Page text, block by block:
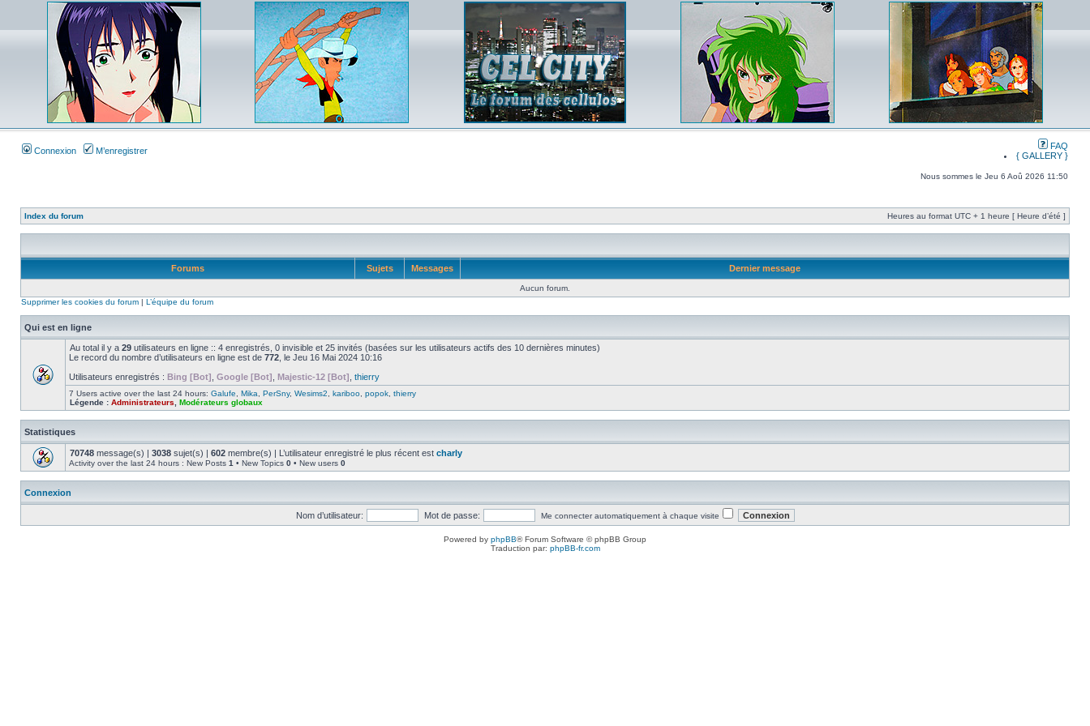
Connexion M’enregistrer
FAQ
{ GALLERY }
Nous sommes le Jeu 6 Aoû 2026 11:50
Index du forum Heures au format UTC + 1 heure [ Heure d’été ]
Forums Sujets Messages Dernier message
Aucun forum.
Supprimer les cookies du forum | L’équipe du forum
Qui est en ligne
Au total il y a 29 utilisateurs en ligne :: 4 enregistrés, 0 invisible et 25 invités (basées sur les utilisateurs actifs des 10 dernières minutes)
Le record du nombre d’utilisateurs en ligne est de 772 , le Jeu 16 Mai 2024 10:16
Utilisateurs enregistrés : Bing [Bot] Google [Bot] Majestic-12 [Bot] thierry
7 Users active over the last 24 hours: Galufe Mika PerSny, Wesims2 kariboo popok thierry
Légende : Administrateurs Modérateurs globaux
Statistiques
70748 message(s) | 3038 sujet(s) | 602 membre(s) | L’utilisateur enregistré le plus récent est charly
Activity over the last 24 hours : New Posts 1 • New Topics 0 • New users 0
Connexion
Nom d’utilisateur: Mot de passe: Me connecter automatiquement à chaque visite
Powered by phpBB® Forum Software © phpBB Group
Traduction par: phpBB-fr.com